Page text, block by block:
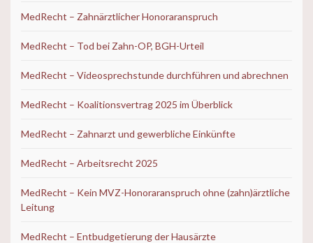
MedRecht – Zahnärztlicher Honoraranspruch
MedRecht – Tod bei Zahn-OP, BGH-Urteil
MedRecht – Videosprechstunde durchführen und abrechnen
MedRecht – Koalitionsvertrag 2025 im Überblick
MedRecht – Zahnarzt und gewerbliche Einkünfte
MedRecht – Arbeitsrecht 2025
MedRecht – Kein MVZ-Honoraranspruch ohne (zahn)ärztliche
Leitung
MedRecht – Entbudgetierung der Hausärzte